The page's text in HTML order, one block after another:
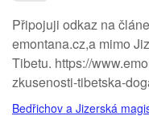
Připojuji odkaz na
emontana.cz,a mimo
Tibetu. https://
zkusenosti-tibetska-
Bedřichov a Jizerská